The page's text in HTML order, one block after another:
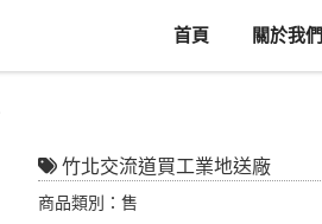
首頁 關於我們
竹北交流道買工業地送廠
商品類別：售